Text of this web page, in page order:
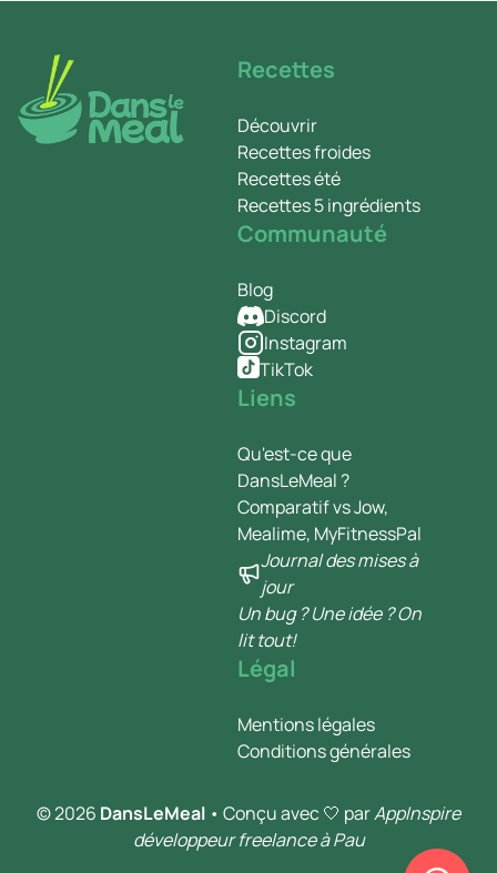
Recettes
Découvrir
Recettes froides
Recettes été
Recettes 5 ingrédients
Communauté
Blog
Discord
Instagram
TikTok
Liens
Qu'est-ce que
DansLeMeal ?
Comparatif vs Jow,
Mealime, MyFitnessPal
Journal des mises à
jour
Un bug ? Une idée ? On
lit tout!
Légal
Mentions légales
Conditions générales
© 2026 DansLeMeal • Conçu avec 🤍 parAppInspire
développeur freelance à Pau